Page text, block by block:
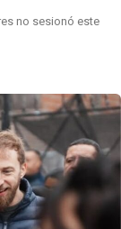
no sesionó este